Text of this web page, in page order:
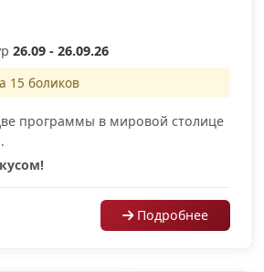
26.09 - 26.09.26
15 боликов
программы в мировой столице
Подробнее